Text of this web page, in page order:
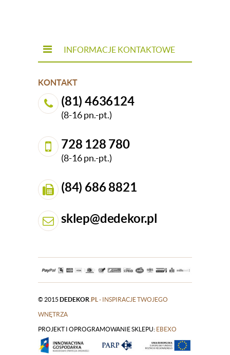
INFORMACJE KONTAKTOWE
KONTAKT
(81) 4636124
(8-16 pn.-pt.)
728 128 780
(8-16 pn.-pt.)
(84) 686 8821
sklep@dedekor.pl
© 2015 DEDEKOR .PL - INSPIRACJE TWOJEGO
WNĘTRZA
|
PROJEKT I OPROGRAMOWANIE SKLEPU: EBEXO